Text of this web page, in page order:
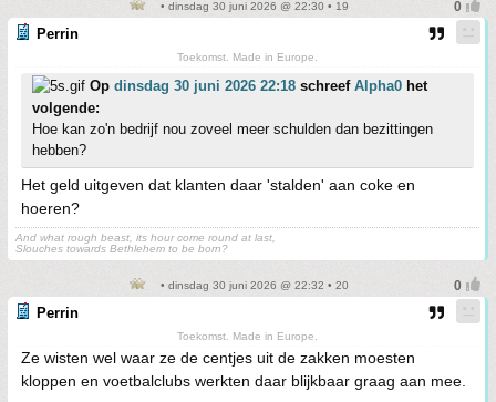
• dinsdag 30 juni 2026 @ 22:30 • 19
Perrin
Toekomst. Made in Europe.
Op dinsdag 30 juni 2026 22:18 schreef Alpha0 het
volgende:
Hoe kan zo'n bedrijf nou zoveel meer schulden dan bezittingen
hebben?
Het geld uitgeven dat klanten daar 'stalden' aan coke en
hoeren?
And what rough beast, its hour come round at last,
Slouches towards Bethlehem to be born?
• dinsdag 30 juni 2026 @ 22:32 • 20
Perrin
Toekomst. Made in Europe.
Ze wisten wel waar ze de centjes uit de zakken moesten
kloppen en voetbalclubs werkten daar blijkbaar graag aan mee.